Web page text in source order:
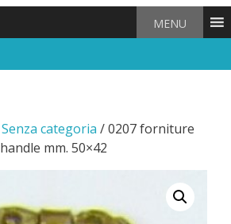
MENU
Senza categoria / 0207 forniture
handle mm. 50×42